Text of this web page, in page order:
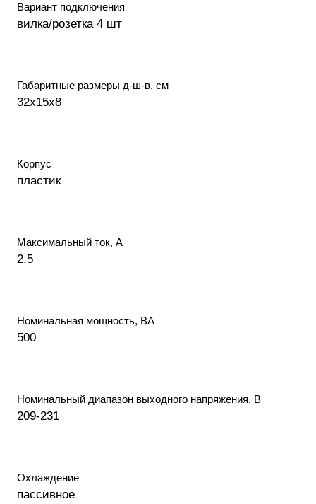
Вариант подключения
вилка/розетка 4 шт
Габаритные размеры д-ш-в, см
32х15х8
Корпус
пластик
Максимальный ток, А
2.5
Номинальная мощность, ВА
500
Номинальный диапазон выходного напряжения, В
209-231
Охлаждение
пассивное